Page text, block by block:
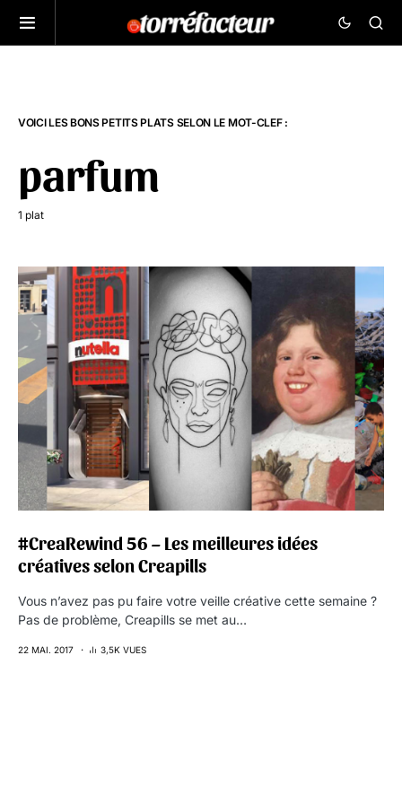
VOICI LES BONS PETITS PLATS SELON LE MOT-CLEF :
parfum
1 plat
#CreaRewind 56 – Les meilleures idées
créatives selon Creapills
Vous n’avez pas pu faire votre veille créative cette semaine ?
Pas de problème, Creapills se met au…
22 MAI. 2017 3,5K VUES